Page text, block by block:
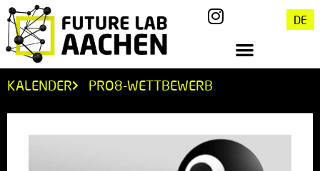
DE
KALENDER PRO8-WETTBEWERB